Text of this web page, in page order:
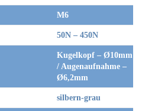
M6
50N – 450N
Kugelkopf – Ø10mm
/ Augenaufnahme –
Ø6,2mm
silbern-grau